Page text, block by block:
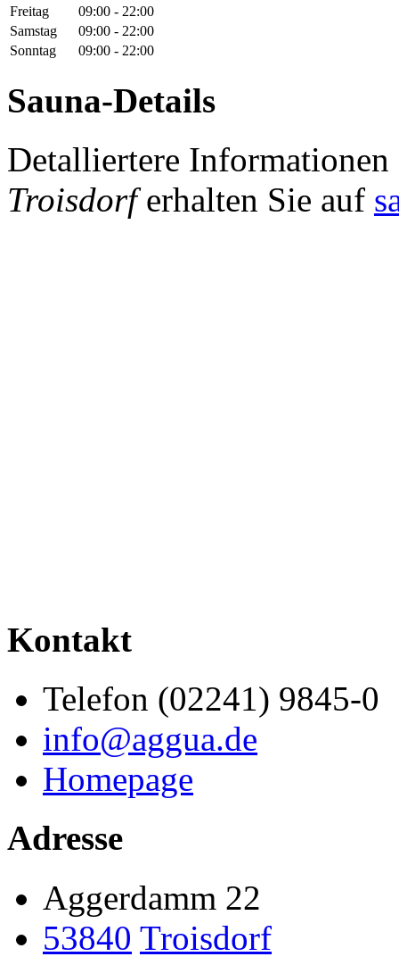
Freitag
09:00 - 22:00
Samstag
09:00 - 22:00
Sonntag
09:00 - 22:00
Sauna-Details
Detalliertere
Troisdorferhalten Sie auf
Kontakt
Telefon (02241) 9845-0
info@aggua.de
Homepage
Adresse
Aggerdamm 22
53840 Troisdorf